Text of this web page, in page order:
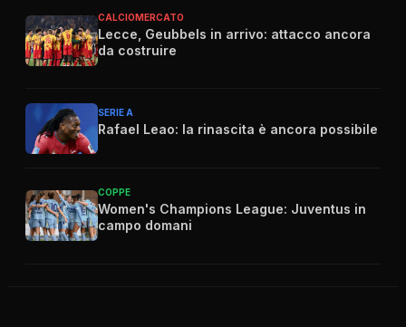
CALCIOMERCATO
Lecce, Geubbels in arrivo: attacco ancora
da costruire
SERIE A
Rafael Leao: la rinascita è ancora possibile
COPPE
Women's Champions League: Juventus in
campo domani